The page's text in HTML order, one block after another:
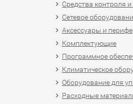
Средства контроля
Сетевое
Аксессуары и
Комплектующие
Программное
Климатическое
Оборудование для
Расходные